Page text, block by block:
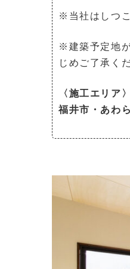
※当社はしつ
※建築予定地
じめご了承く
〈施工エリア〉
福井市・あわ